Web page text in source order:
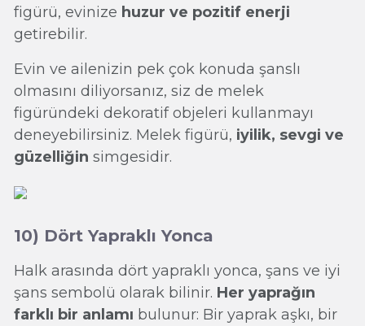
figürü, evinize huzur ve pozitif enerji
getirebilir.
Evin ve ailenizin pek çok konuda şanslı
olmasını diliyorsanız, siz de melek
figüründeki dekoratif objeleri kullanmayı
deneyebilirsiniz. Melek figürü, iyilik, sevgi ve
güzelliğin simgesidir.
10) Dört Yapraklı Yonca
Halk arasında dört yapraklı yonca, şans ve iyi
şans sembolü olarak bilinir. Her yaprağın
farklı bir anlamı bulunur: Bir yaprak aşkı, bir